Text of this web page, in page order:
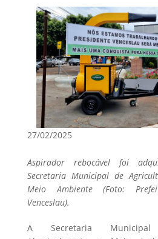
27/02/2025
Aspirador rebocável foi
Secretaria Municipal de
Meio Ambiente (Foto:
Venceslau).
A Secretaria